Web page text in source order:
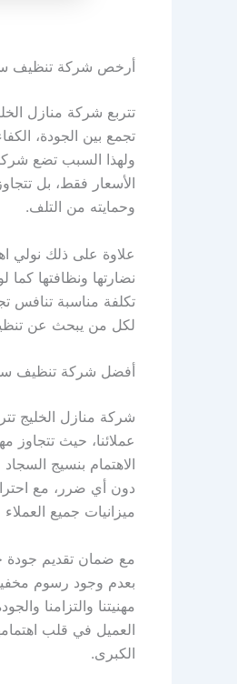
أرخص شركة تنظيف
تتربع شركة منازل
تجمع بين الجودة،
ولهذا السبب تضع
الأسعار فقط، بل
وحمايته من التلف.
علاوة على ذلك نولي
نضارتها ونظافتها
تكلفة مناسبة تنافس
لكل من يبحث عن
أفضل شركة تنظيف
شركة منازل الخليج
عملائنا، حيث تتجاوز
الاهتمام بنسيج
دون أي ضرر، مع
ميزانيات جميع العملاء
مع ضمان تقديم جودة
بعدم وجود رسوم
مهنيتنا والتزامنا
العميل في قلب
الكبرى.